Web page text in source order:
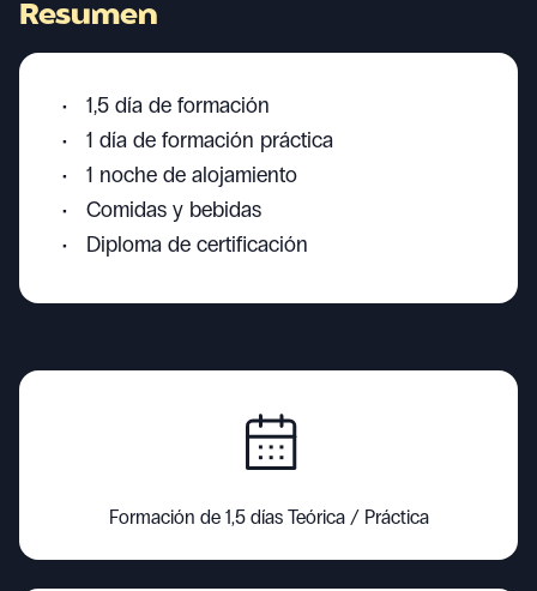
Resumen
1,5 día de formación
1 día de formación práctica
1 noche de alojamiento
Comidas y bebidas
Diploma de certificación
Formación de 1,5 días Teórica / Práctica